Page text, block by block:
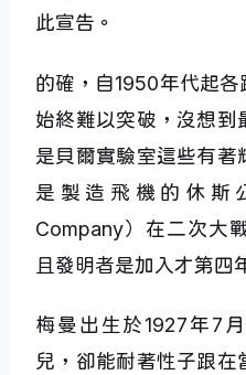
此宣告。
的確，自1950年代起
始終難以突破，沒想到
是貝爾實驗室這些有著
是製造飛機的休斯
Company）在二次大
且發明者是加入才第四
梅曼出生於1927年7
兒，卻能耐著性子跟